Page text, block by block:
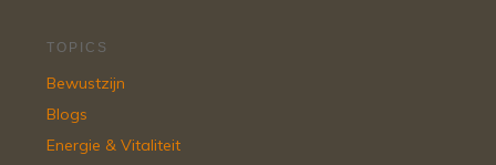
TOPICS
Bewustzijn
Blogs
Energie & Vitaliteit